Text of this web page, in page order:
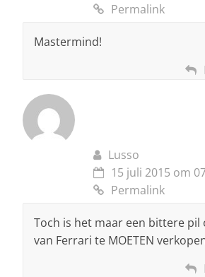
Permalink
Mastermind!
Lusso
15 juli 2015 om
Permalink
Toch is het maar een bittere pil
van Ferrari te MOETEN